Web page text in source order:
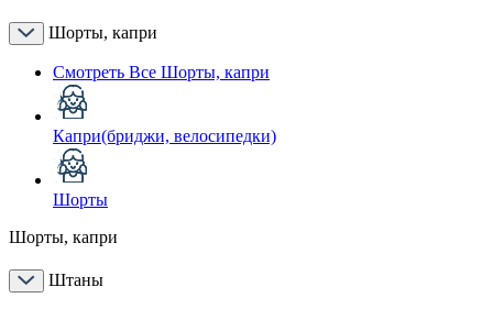
Шорты, капри
Смотреть Все Шорты, капри
Капри(бриджи, велосипедки)
Шорты
Шорты, капри
Штаны